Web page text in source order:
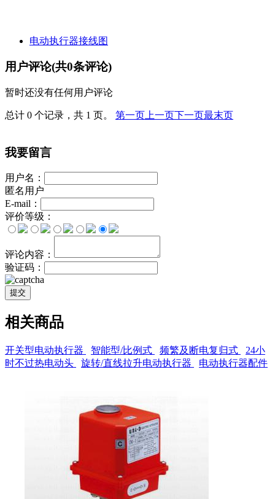
电动执行器接线图
用户评论(共0条评论)
暂时还没有任何用户评论
总计 0 个记录，共 1 页。 第一页 上一页下一页最末页
我要留言
用户名：
匿名用户
E-mail：
评价等级：
评论内容：
验证码：
提交
相关商品
开关型电动执行器 智能型/比例式 频繁及断电复归式
24小
时不过热电动头
旋转/直线拉升电动执行器 电动执行器配件